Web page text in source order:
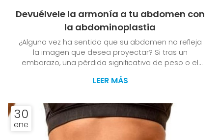
Devuélvele la armonía a tu abdomen con
la abdominoplastia
¿Alguna vez ha sentido que su abdomen no refleja
la imagen que desea proyectar? Si tras un
embarazo, una pérdida significativa de peso o el
armonía, en la Clínica Dr. Vila Moriente, su clínica de
perfecta: la abdominoplastia. Este procedimiento
no solo transforma físicamente, sino que también
impacta profundamente en la autoestima de
quienes lo eligen. Si quiere conocer más detalles al
LEER MÁS
30
ene